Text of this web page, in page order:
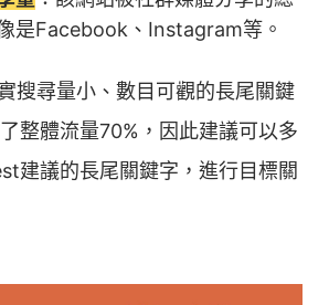
是Facebook、Instagram等。
搜尋量小、數目可觀的長尾關鍵
整體流量70%，因此建議可以多
建議的長尾關鍵字，進行目標關